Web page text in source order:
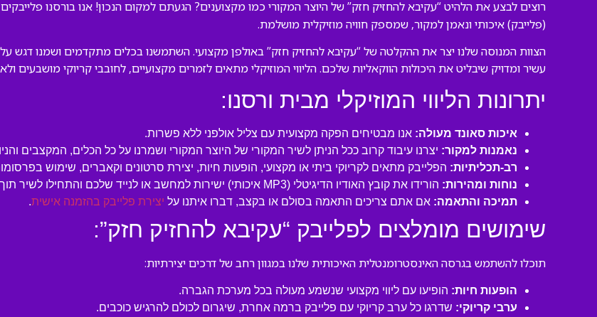
רוצים לבצע את הלהיט “עקיבא להחזיק חזק” של היוצר המקורי כמו מקצוענים? הגעתם למקום הנכון! אנו בורסנו פלייבקים
(פלייבק) איכותי ונאמן למקור, שמספק חוויה מוזיקלית מושלמת.
הצוות המנוסה שלנו יצר את ההקלטה של “עקיבא להחזיק חזק” באולפן מקצועי. השתמשנו בכלים מתקדמים ושמנו דגש
עשיר ומדויק שיבליט את היכולות הווקאליות שלכם. הליווי המוזיקלי מתאים לזמרים מקצועיים, לחובבי קריוקי מושבעים
יתרונות הליווי המוזיקלי מבית ורסנו:
איכות סאונד מעולה: אנו מבטיחים הפקה מקצועית עם צליל אולפני ללא פשרות.
נאמנות למקור: יצרנו עיבוד קרוב ככל הניתן לשיר המקורי של היוצר המקורי ושמרנו על כל הכלים, המקצבים
רב-תכליתיות: הפלייבק מתאים לקריוקי ביתי או מקצועי, הופעות חיות, יצירת סרטונים וקאברים, שימוש
נוחות ומהירות: הורידו את קובץ האודיו הדיגיטלי (MP3 איכותי) ישירות למחשב או לנייד שלכם והתחילו לשיר תוך דקות!
תמיכה והתאמה: אם אתם צריכים התאמה בסולם או בקצב, דברו איתנו על יצירת פלייבק בהזמנה אישית.
שימושים מומלצים לפלייבק “עקיבא להחזיק חזק”:
תוכלו להשתמש בגרסה האינסטרומנטלית האיכותית שלנו במגוון רחב של דרכים יצירתיות:
הופעות חיות: הופיעו עם ליווי מקצועי שנשמע מעולה בכל מערכת הגברה.
ערבי קריוקי: שדרגו כל ערב קריוקי עם פלייבק ברמה אחרת, שיגרום לכולם להרגיש כוכבים.